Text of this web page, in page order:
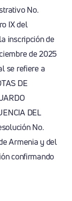
No.
IX del
inscripción de
de 2025
se refiere a
DE
DEL
No.
Armenia y del
confirmando